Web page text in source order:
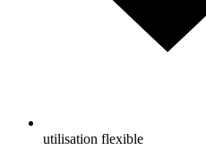
utilisation flexible